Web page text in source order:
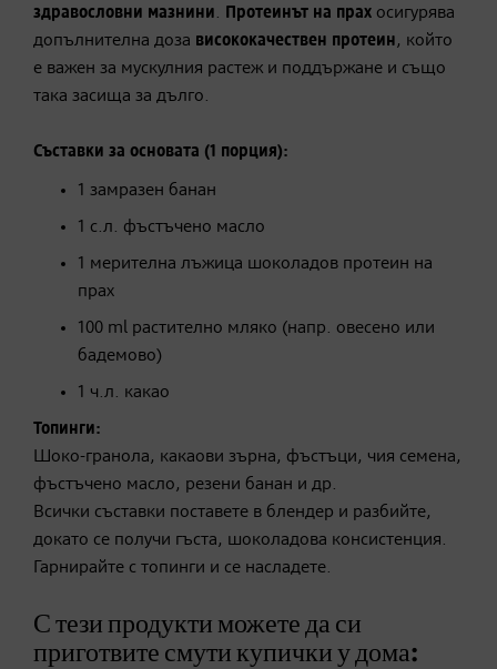
здравословни мазнини. Протеинът на прах осигурява
допълнителна доза висококачествен протеин, който
е важен за мускулния растеж и поддържане и също
така засища за дълго.
Съставки за основата (1 порция):
1 замразен банан
1 с.л. фъстъчено масло
1 мерителна лъжица шоколадов протеин на
прах
100 ml растително мляко (напр. овесено или
бадемово)
1 ч.л. какао
Топинги:
Шоко-гранола, какаови зърна, фъстъци, чия семена,
фъстъчено масло, резени банан и др.
Всички съставки поставете в блендер и разбийте,
докато се получи гъста, шоколадова консистенция.
Гарнирайте с топинги и се насладете.
С тези продукти можете да си
приготвите смути купички у дома: